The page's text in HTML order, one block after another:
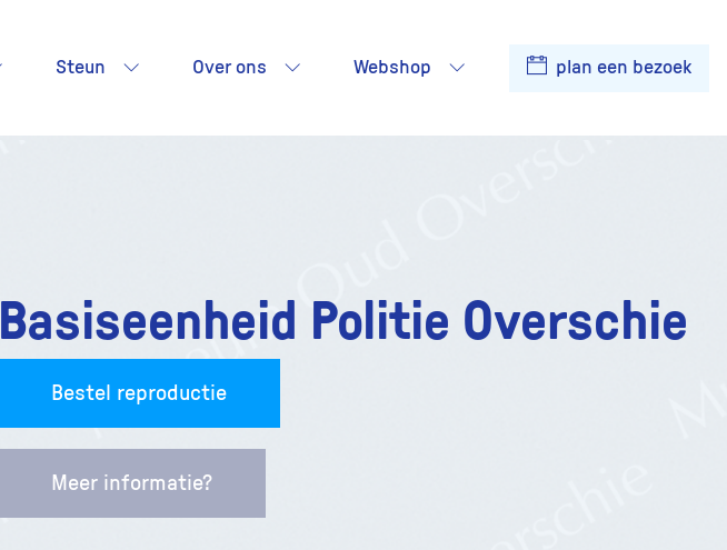
Steun Over ons Webshop plan een bezoek
Basiseenheid Politie Overschie
Bestel reproductie
Meer informatie?